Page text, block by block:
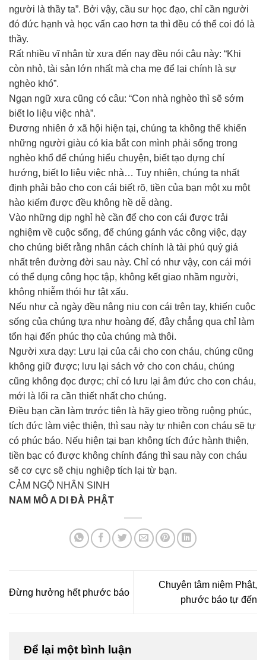
người là thầy ta”. Bởi vậy, cầu sư học đạo, chỉ cần người
đó đức hạnh và học vấn cao hơn ta thì đều có thể coi đó là
thầy.
Rất nhiều vĩ nhân từ xưa đến nay đều nói câu này: “Khi
còn nhỏ, tài sản lớn nhất mà cha mẹ để lại chính là sự
nghèo khó”.
Ngạn ngữ xưa cũng có câu: “Con nhà nghèo thì sẽ sớm
biết lo liệu việc nhà”.
Đương nhiên ở xã hội hiện tại, chúng ta không thể khiến
những người giàu có kia bắt con mình phải sống trong
nghèo khổ để chúng hiểu chuyện, biết tạo dựng chí
hướng, biết lo liệu việc nhà… Tuy nhiên, chúng ta nhất
định phải bảo cho con cái biết rõ, tiền của bạn một xu một
hào kiếm được đều không hề dễ dàng.
Vào những dịp nghỉ hè cần để cho con cái được trải
nghiệm về cuộc sống, để chúng gánh vác công việc, dạy
cho chúng biết rằng nhân cách chính là tài phú quý giá
nhất trên đường đời sau này. Chỉ có như vậy, con cái mới
có thể dụng công học tập, không kết giao nhầm người,
không nhiễm thói hư tật xấu.
Nếu như cả ngày đều nâng niu con cái trên tay, khiến cuộc
sống của chúng tựa như hoàng đế, đây chẳng qua chỉ làm
tổn hại đến phúc thọ của chúng mà thôi.
Người xưa dạy: Lưu lại của cải cho con cháu, chúng cũng
không giữ được; lưu lại sách vở cho con cháu, chúng
cũng không đọc được; chỉ có lưu lại âm đức cho con cháu,
mới là lối ra cần thiết nhất cho chúng.
Điều bạn cần làm trước tiên là hãy gieo trồng ruộng phúc,
tích đức làm việc thiện, thì sau này tự nhiên con cháu sẽ tự
có phúc báo. Nếu hiện tại bạn không tích đức hành thiện,
tiền bạc có được không chính đáng thì sau này con cháu
sẽ cơ cực sẽ chịu nghiệp tích lại từ bạn.
CẢM NGỘ NHÂN SINH
NAM MÔ A DI ĐÀ PHẬT
Đừng hưởng hết phước báo
Chuyên tâm niệm Phật,
phước báo tự đến
Để lại một bình luận